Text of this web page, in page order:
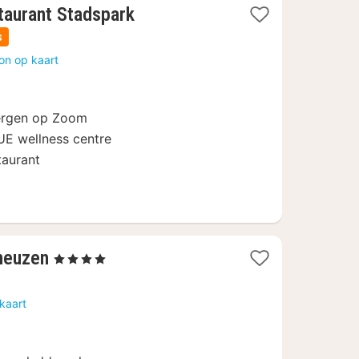
Stadspark1
op kaart
op Zoom
wellness centre
1
, 4 Sterren